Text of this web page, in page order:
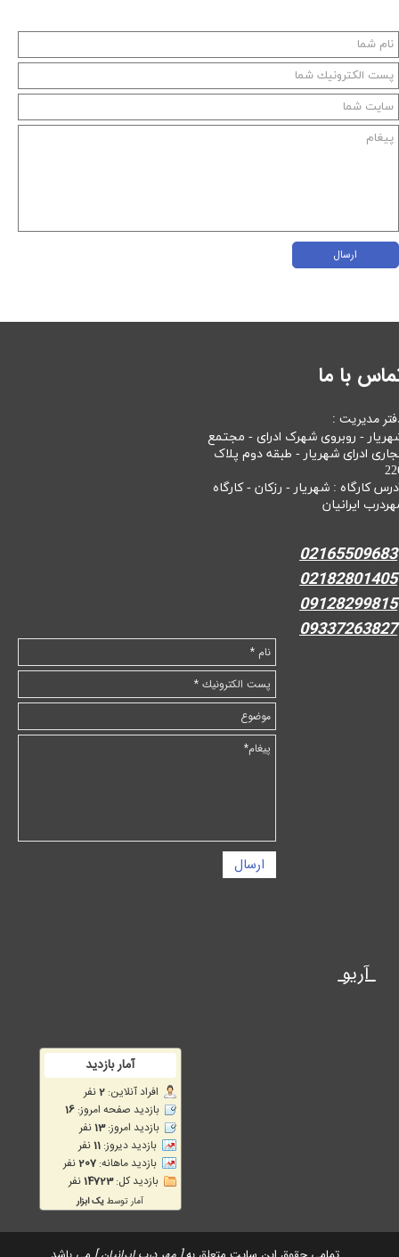
ارسال
ارسال
با ما
مدیریت :
- روبروی شهرک ادرای - مجتمع
ادرای شهریار - طبقه دوم پلاک
کارگاه : شهریار - رزکان - کارگاه
ایرانیان
02165509683
02182801405
09128299815
09337263827
آریو